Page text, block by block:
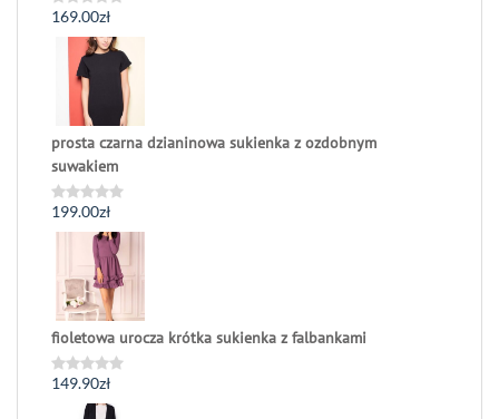
Oceniono
169.00zł
prosta czarna dzianinowa sukienka z ozdobnym
suwakiem
Oceniono
0
199.00zł
fioletowa urocza krótka sukienka z falbankami
Oceniono
149.90zł